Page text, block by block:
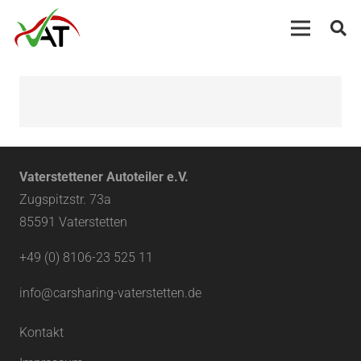
Vaterstettener Autoteiler e.V.
Zugspitzstr. 73a
85591 Vaterstetten
+49 (0) 8106-23 525 11
info@carsharing-vaterstetten.de
Kontakt